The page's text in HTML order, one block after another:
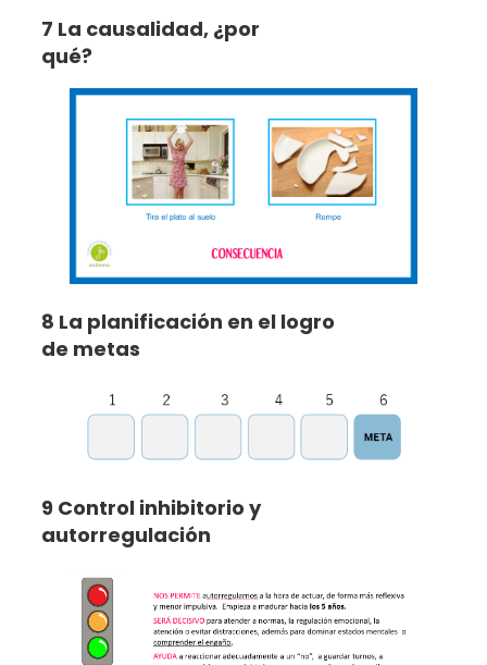
7 La causalidad, ¿por
qué?
8 La planificación en el logro
de metas
9 Control inhibitorio y
autorregulación